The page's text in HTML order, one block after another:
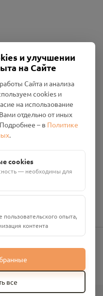
«Смоленский
область, р-н
д. 26А, пом. 18
в АО "АЛЬФА-БАНК"
и улучшении
на Сайте
Сайта и анализа
cookies и
на использование
отдельно от иных
– в Политике
.
cookies
— необходимы для
опыта,
контента
все